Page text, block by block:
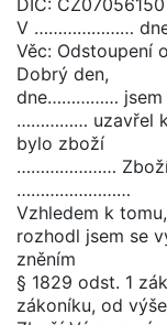
DIČ: CZ07056150
V …………………
Věc: Odstoupení
Dobrý den,
dne…………… jsem
…………… uzavřel
bylo zboží
………………… Zboží
……………………
Vzhledem k
rozhodl jsem se
zněním
§ 1829 odst. 1
zákoníku, od